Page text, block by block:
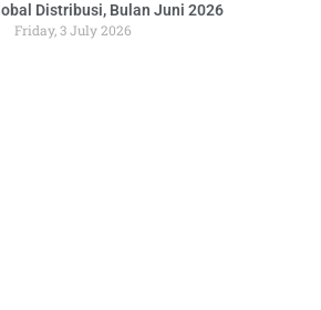
Distribusi, Bulan Juni 2026
Friday, 3 July 2026